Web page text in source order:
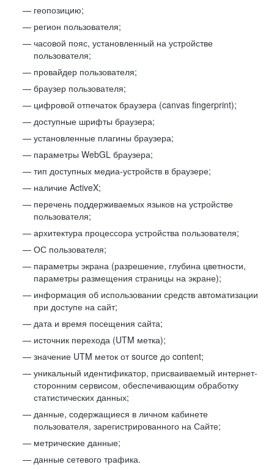
геопозицию;
регион пользователя;
часовой пояс, установленный на устройстве
пользователя;
провайдер пользователя;
браузер пользователя;
цифровой отпечаток браузера (canvas fingerprint);
доступные шрифты браузера;
установленные плагины браузера;
параметры WebGL браузера;
тип доступных медиа-устройств в браузере;
наличие ActiveX;
перечень поддерживаемых языков на устройстве
пользователя;
архитектура процессора устройства пользователя;
ОС пользователя;
параметры экрана (разрешение, глубина цветности,
параметры размещения страницы на экране);
информация об использовании средств автоматизации
при доступе на сайт;
дата и время посещения сайта;
источник перехода (UTM метка);
значение UTM меток от source до content;
уникальный идентификатор, присваиваемый интернет-
сторонним сервисом, обеспечивающим обработку
статистических данных;
данные, содержащиеся в личном кабинете
пользователя, зарегистрированного на Сайте;
метрические данные;
данные сетевого трафика.